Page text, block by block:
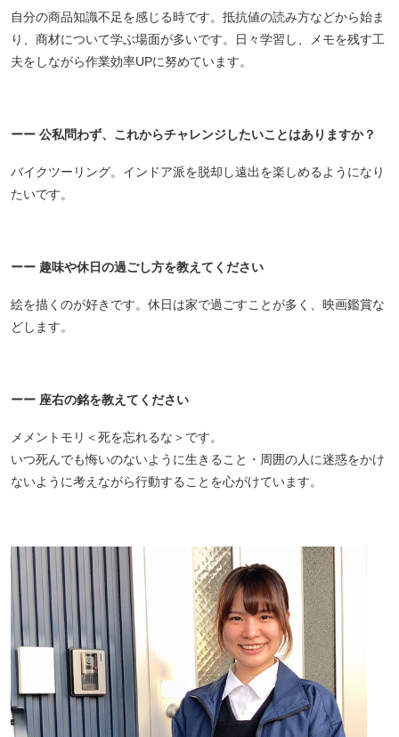
自分の商品知識不足を感じる時です。抵抗値の読み方などから始ま
り、商材について学ぶ場面が多いです。日々学習し、メモを残す工
夫をしながら作業効率UPに努めています。
ーー 公私問わず、これからチャレンジしたいことはありますか？
バイクツーリング。インドア派を脱却し遠出を楽しめるようになり
たいです。
ーー 趣味や休日の過ごし方を教えてください
絵を描くのが好きです。休日は家で過ごすことが多く、映画鑑賞な
どします。
ーー 座右の銘を教えてください
メメントモリ＜死を忘れるな＞です。
いつ死んでも悔いのないように生きること・周囲の人に迷惑をかけ
ないように考えながら行動することを心がけています。